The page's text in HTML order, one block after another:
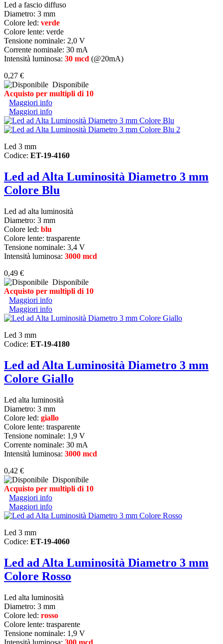
Led a fascio diffuso
Diametro: 3 mm
Colore led: verde
Colore lente: verde
Tensione nominale: 2,0 V
Corrente nominale: 30 mA
Intensità luminosa: 30 mcd (@20mA)
0,27 €
Disponibile
Acquisto per multipli di 10
Maggiori info
Maggiori info
Led 3 mm
Codice: ET-19-4160
Led ad Alta Luminosità Diametro 3 mm
Colore Blu
Led ad alta luminosità
Diametro: 3 mm
Colore led: blu
Colore lente: trasparente
Tensione nominale: 3,4 V
Intensità luminosa: 3000 mcd
0,49 €
Disponibile
Acquisto per multipli di 10
Maggiori info
Maggiori info
Led 3 mm
Codice: ET-19-4180
Led ad Alta Luminosità Diametro 3 mm
Colore Giallo
Led alta luminosità
Diametro: 3 mm
Colore led: giallo
Colore lente: trasparente
Tensione nominale: 1,9 V
Corrente nominale: 30 mA
Intensità luminosa: 3000 mcd
0,42 €
Disponibile
Acquisto per multipli di 10
Maggiori info
Maggiori info
Led 3 mm
Codice: ET-19-4060
Led ad Alta Luminosità Diametro 3 mm
Colore Rosso
Led alta luminosità
Diametro: 3 mm
Colore led: rosso
Colore lente: trasparente
Tensione nominale: 1,9 V
Intensità luminosa: 300 mcd